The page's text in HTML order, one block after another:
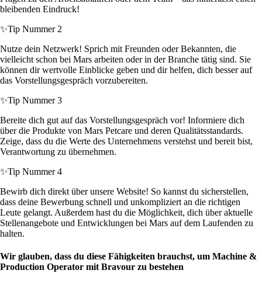
bleibenden Eindruck!
✨Tip Nummer 2
Nutze dein Netzwerk! Sprich mit Freunden oder Bekannten, die
vielleicht schon bei Mars arbeiten oder in der Branche tätig sind. Sie
können dir wertvolle Einblicke geben und dir helfen, dich besser auf
das Vorstellungsgespräch vorzubereiten.
✨Tip Nummer 3
Bereite dich gut auf das Vorstellungsgespräch vor! Informiere dich
über die Produkte von Mars Petcare und deren Qualitätsstandards.
Zeige, dass du die Werte des Unternehmens verstehst und bereit bist,
Verantwortung zu übernehmen.
✨Tip Nummer 4
Bewirb dich direkt über unsere Website! So kannst du sicherstellen,
dass deine Bewerbung schnell und unkompliziert an die richtigen
Leute gelangt. Außerdem hast du die Möglichkeit, dich über aktuelle
Stellenangebote und Entwicklungen bei Mars auf dem Laufenden zu
halten.
Wir glauben, dass du diese Fähigkeiten brauchst, um Machine &
Production Operator mit Bravour zu bestehen